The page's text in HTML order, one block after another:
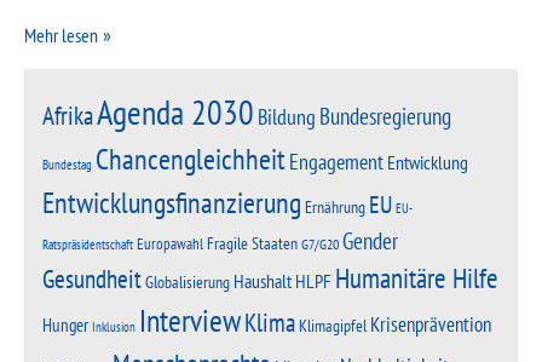
Mehr lesen
AfrikaAgenda 2030 Bildung Bundesregierung
Bundestag ChancengleichheitEngagement Entwicklung
Entwicklungsfinanzierung Ernährung EU EU-
Ratspräsidentschaft EuropawahlFragile StaatenG7/G20Gender
GesundheitGlobalisierung HaushaltHLPF Humanitäre Hilfe
Hunger Inklusion InterviewKlimaKlimagipfel Krisenprävention